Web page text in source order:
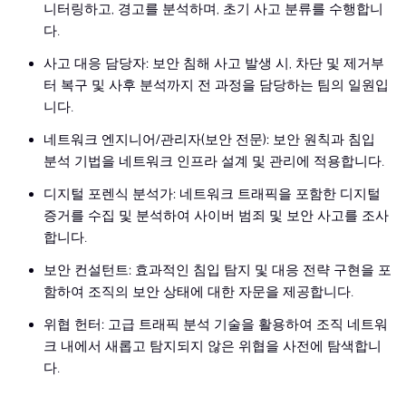
니터링하고, 경고를 분석하며, 초기 사고 분류를 수행합니
다.
사고 대응 담당자: 보안 침해 사고 발생 시, 차단 및 제거부
터 복구 및 사후 분석까지 전 과정을 담당하는 팀의 일원입
니다.
네트워크 엔지니어/관리자(보안 전문): 보안 원칙과 침입
분석 기법을 네트워크 인프라 설계 및 관리에 적용합니다.
디지털 포렌식 분석가: 네트워크 트래픽을 포함한 디지털
증거를 수집 및 분석하여 사이버 범죄 및 보안 사고를 조사
합니다.
보안 컨설턴트: 효과적인 침입 탐지 및 대응 전략 구현을 포
함하여 조직의 보안 상태에 대한 자문을 제공합니다.
위협 헌터: 고급 트래픽 분석 기술을 활용하여 조직 네트워
크 내에서 새롭고 탐지되지 않은 위협을 사전에 탐색합니
다.